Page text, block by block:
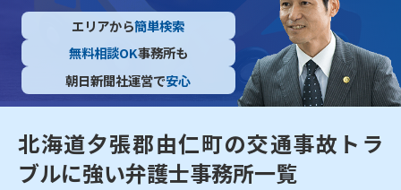
エリアから簡単検索
無料相談OK事務所も
朝日新聞社運営で安心
北海道夕張郡由仁町の交通事故トラ
ブルに強い弁護士事務所一覧